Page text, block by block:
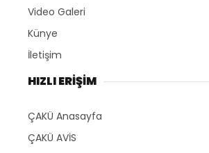
Video Galeri
Künye
İletişim
HIZLI ERİŞİM
ÇAKÜ Anasayfa
ÇAKÜ AVİS